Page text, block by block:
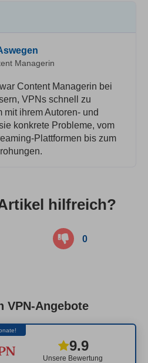
Managerin
Content Managerin bei
VPNs schnell zu
mit ihrem Autoren- und
konkrete Probleme, vom
Plattformen bis zum
hilfreich?
0
VPN-Angebote
Unsere Bewertung
9.9